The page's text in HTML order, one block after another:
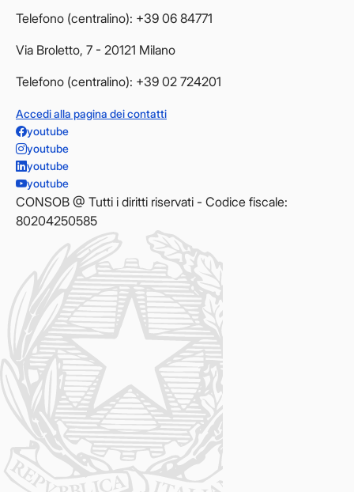
Telefono (centralino): +39 06 84771
Via Broletto, 7 - 20121 Milano
Telefono (centralino): +39 02 724201
Accedi alla pagina dei contatti
youtube
youtube
youtube
youtube
CONSOB @ Tutti i diritti riservati - Codice fiscale:
80204250585